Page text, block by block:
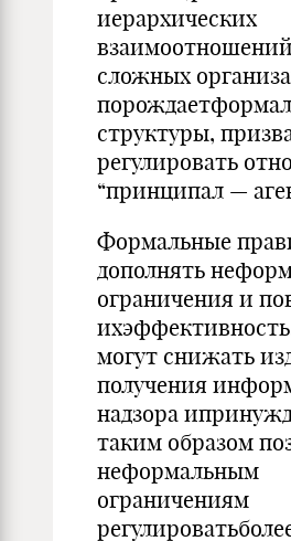
иерархических
сложных
структуры,
регулировать
“принципал —
Формальные
дополнять
ограничения и
могут снижать
получения
надзора
таким образом
неформальным
ограничениям